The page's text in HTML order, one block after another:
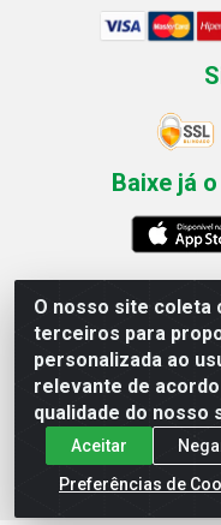
O nosso site coleta
terceiros para
personalizada ao
relevante de
qualidade do nosso
Aceitar
Preferências de
Baixe já
Esperança
Estância -